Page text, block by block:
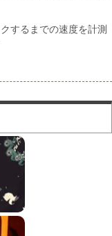
するまでの速度を計測
気の高い「フォートナ
トルが楽しめる無料ブ